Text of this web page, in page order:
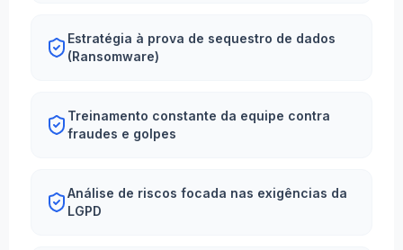
Estratégia à prova de sequestro de dados
(Ransomware)
Treinamento constante da equipe contra
fraudes e golpes
Análise de riscos focada nas exigências da
LGPD